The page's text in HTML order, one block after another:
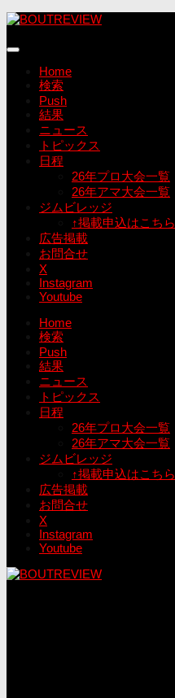
コ
テ
Home
検索
Push
結果
ニュース
トピックス
日程
26年プロ大会一覧
26年アマ大会一覧
ジムビレッジ
↑掲載申込はこちら
広告掲載
お問合せ
X
Instagram
Youtube
Home
検索
Push
結果
ニュース
トピックス
日程
26年プロ大会一覧
26年アマ大会一覧
ジムビレッジ
↑掲載申込はこちら
広告掲載
お問合せ
X
Instagram
Youtube